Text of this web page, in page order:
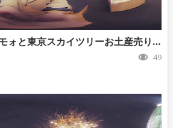
【360度静止画】ルモォと東京スカイツリーお土産売り場
49